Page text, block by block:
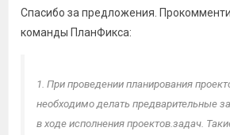
Спасибо за предложения.
команды ПланФикса:
1. При проведении планирования
необходимо делать предварительные
в ходе исполнения проектов.задач.